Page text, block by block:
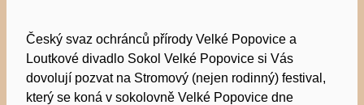
Český svaz ochránců přírody Velké Popovice a
Loutkové divadlo Sokol Velké Popovice si Vás
dovolují pozvat na Stromový (nejen rodinný) festival,
který se koná v sokolovně Velké Popovice dne